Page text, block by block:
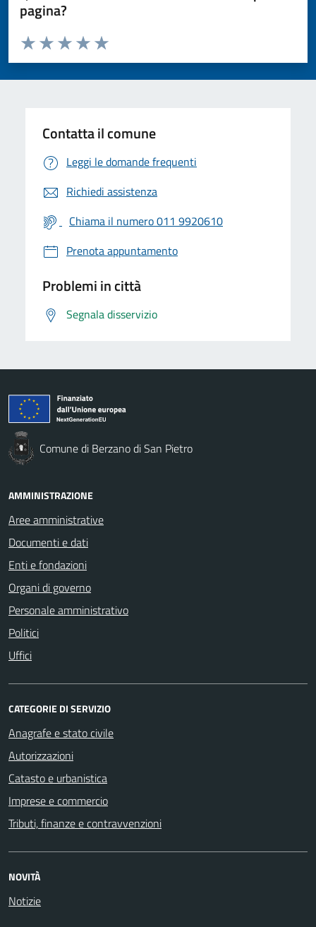
pagina?
Valuta da 1 a 5 stelle la pagina
Valuta 5 stelle su 5
Valuta 4 stelle su 5
Valuta 3 stelle su 5
Valuta 2 stelle su 5
Valuta 1 stelle su 5
Contatta il comune
Leggi le domande frequenti
Richiedi assistenza
Chiama il numero 011 9920610
Prenota appuntamento
Problemi in città
Segnala disservizio
Comune di Berzano di San Pietro
AMMINISTRAZIONE
Aree amministrative
Documenti e dati
Enti e fondazioni
Organi di governo
Personale amministrativo
Politici
Uffici
CATEGORIE DI SERVIZIO
Anagrafe e stato civile
Autorizzazioni
Catasto e urbanistica
Imprese e commercio
Tributi, finanze e contravvenzioni
NOVITÀ
Notizie